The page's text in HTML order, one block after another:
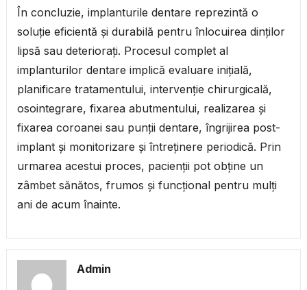
În concluzie, implanturile dentare reprezintă o
soluție eficientă și durabilă pentru înlocuirea dinților
lipsă sau deteriorați. Procesul complet al
implanturilor dentare implică evaluare inițială,
planificare tratamentului, intervenție chirurgicală,
osointegrare, fixarea abutmentului, realizarea și
fixarea coroanei sau punții dentare, îngrijirea post-
implant și monitorizare și întreținere periodică. Prin
urmarea acestui proces, pacienții pot obține un
zâmbet sănătos, frumos și funcțional pentru mulți
ani de acum înainte.
Admin